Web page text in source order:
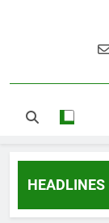
HEADLINES